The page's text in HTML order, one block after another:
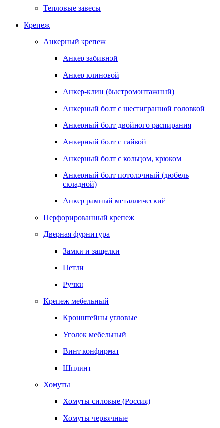
Тепловые завесы
Крепеж
Анкерный крепеж
Анкер забивной
Анкер клиновой
Анкер-клин (быстромонтажный)
Анкерный болт с шестигранной головкой
Анкерный болт двойного распирания
Анкерный болт с гайкой
Анкерный болт с кольцом, крюком
Анкерный болт потолочный (дюбель
складной)
Анкер рамный металлический
Перфорированный крепеж
Дверная фурнитура
Замки и защелки
Петли
Ручки
Крепеж мебельный
Кронштейны угловые
Уголок мебельный
Винт конфирмат
Шплинт
Хомуты
Хомуты силовые (Россия)
Хомуты червячные